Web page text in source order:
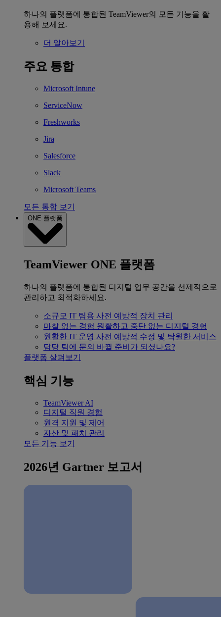
하나의 플랫폼에 통합된 TeamViewer의 모든 기능을 활
용해 보세요.
더 알아보기
주요 통합
Microsoft Intune
ServiceNow
Freshworks
Jira
Salesforce
Slack
Microsoft Teams
모든 통합 보기
ONE 플랫폼
TeamViewer ONE 플랫폼
하나의 플랫폼에 통합된 디지털 업무 공간을 선제적으로
관리하고 최적화하세요.
소규모 IT 팀용 사전 예방적 장치 관리
마찰 없는 경험 원활하고 중단 없는 디지털 경험
원활한 IT 운영 사전 예방적 수정 및 탁월한 서비스
담당 팀에 문의 바뀔 준비가 되셨나요?
플랫폼 살펴보기
핵심 기능
TeamViewer AI
디지털 직원 경험
원격 지원 및 제어
자산 및 패치 관리
모든 기능 보기
2026년 Gartner 보고서